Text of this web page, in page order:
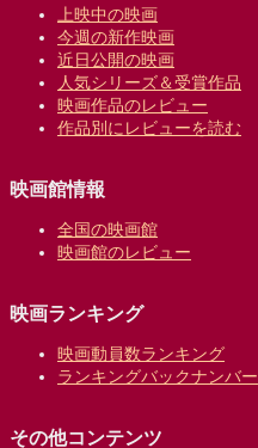
上映中の映画
今週の新作映画
近日公開の映画
人気シリーズ＆受賞作品
映画作品のレビュー
作品別にレビューを読む
映画館情報
全国の映画館
映画館のレビュー
映画ランキング
映画動員数ランキング
ランキングバックナンバー
その他コンテンツ